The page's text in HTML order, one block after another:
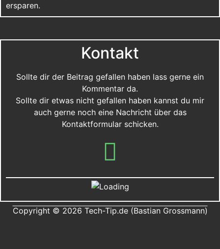
ersparen.
Kontakt
Sollte dir der Beitrag gefallen haben lass gerne ein
Kommentar da.
Sollte dir etwas nicht gefallen haben kannst du mir
auch gerne noch eine Nachricht über das
Kontaktformular schicken.
Copyright © 2026 Tech-Tip.de (Bastian Grossmann)